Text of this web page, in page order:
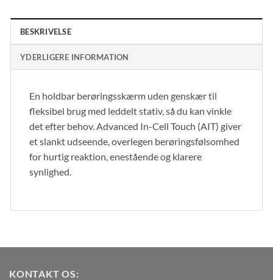
BESKRIVELSE
YDERLIGERE INFORMATION
En holdbar berøringsskærm uden genskær til
fleksibel brug med leddelt stativ, så du kan vinkle
det efter behov. Advanced In-Cell Touch (AIT) giver
et slankt udseende, overlegen berøringsfølsomhed
for hurtig reaktion, enestående og klarere
synlighed.
KONTAKT OS: